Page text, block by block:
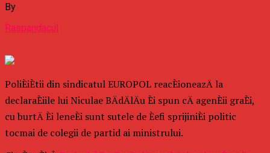
By
Raspandacul
PoliÈiÈtii din sindicatul EUROPOL reacÈioneazÄ la
declaraÈiile lui Niculae BÄdÄlÄu Èi spun cÄ agenÈii graÈi,
cu burtÄ Èi leneÈi sunt sutele de Èefi sprijiniÈi politic
tocmai de colegii de partid ai ministrului.